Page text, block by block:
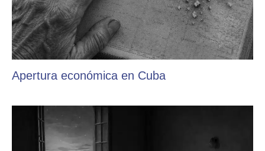
Apertura económica en Cuba